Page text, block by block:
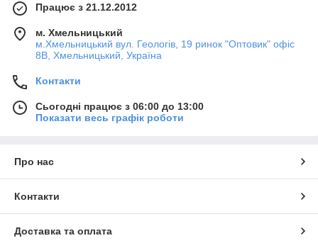
Працює з 21.12.2012
м. Хмельницький
м.Хмельницький вул. Геологів, 19 ринок "Оптовик" офіс
8В, Хмельницький, Україна
Контакти
Сьогодні працює з 06:00 до 13:00
Показати весь графік роботи
Про нас
Контакти
Доставка та оплата